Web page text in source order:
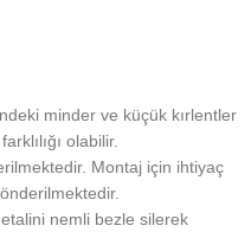
minder ve küçük kırlentler
olabilir.
Montaj için ihtiyaç
nemli bezle silerek